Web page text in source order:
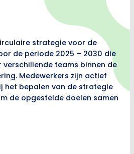
strategie voor de
de periode 2025 – 2030 die
teams binnen de
Medewerkers zijn actief
het bepalen van de strategie
de opgestelde doelen samen